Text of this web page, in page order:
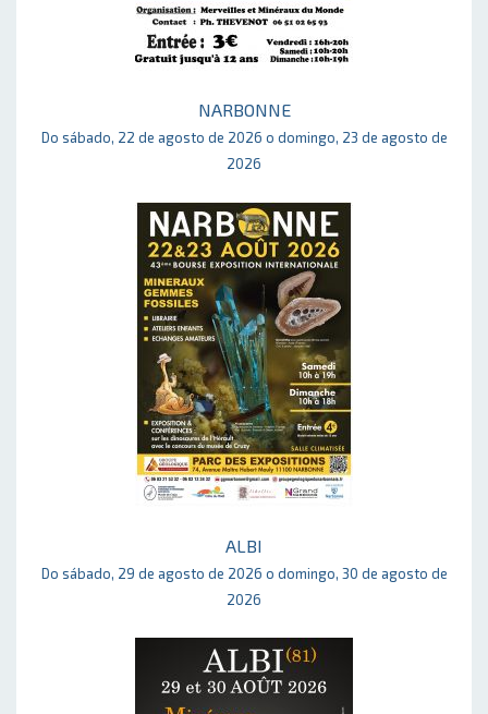
NARBONNE
Do sábado, 22 de agosto de 2026 o domingo, 23 de agosto de
2026
ALBI
Do sábado, 29 de agosto de 2026 o domingo, 30 de agosto de
2026